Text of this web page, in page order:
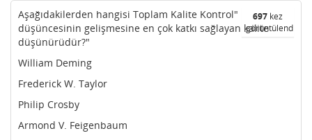
697 kez
görüntülendi
Aşağıdakilerden hangisi Toplam Kalite Kontrol"
düşüncesinin gelişmesine en çok katkı sağlayan kalite
düşünürüdür?"
William Deming
Frederick W. Taylor
Philip Crosby
Armond V. Feigenbaum